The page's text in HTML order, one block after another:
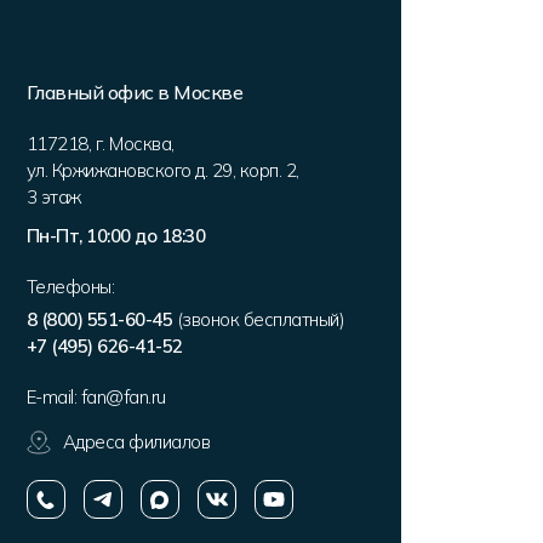
Главный офис в Москве
117218, г. Москва,
ул. Кржижановского д. 29, корп. 2,
3 этаж
Пн-Пт, 10:00 до 18:30
Телефоны:
8 (800) 551-60-45 (звонок бесплатный)
+7 (495) 626-41-52
E-mail: fan@fan.ru
Адреса филиалов